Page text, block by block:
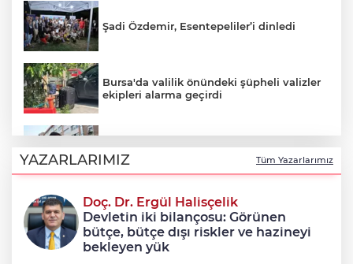
Şadi Özdemir, Esentepeliler’i dinledi
Bursa'da valilik önündeki şüpheli valizler
ekipleri alarma geçirdi
Çaykara tahliye edildi
Osmangazi’nin başarılı pilotu kupayı
Erkan Aydın’la paylaştı
YAZARLARIMIZ Tüm Yazarlarımız
Doç. Dr. Ergül Halisçelik
Devletin iki bilançosu: Görünen
bütçe, bütçe dışı riskler ve hazineyi
bekleyen yük